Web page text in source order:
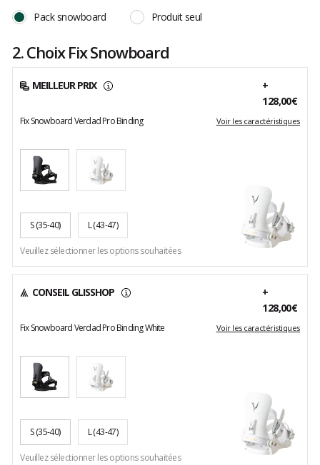
Pack snowboard Produit seul
2. Choix Fix Snowboard
MEILLEUR PRIX
+
128,00€
Fix Snowboard Verdad Pro Binding Voir les caractéristiques
S(35-40) L(43-47)
Veuillez sélectionner les options souhaitées
CONSEIL GLISSHOP
+
128,00€
Fix Snowboard Verdad Pro Binding White Voir les caractéristiques
S(35-40) L(43-47)
Veuillez sélectionner les options souhaitées